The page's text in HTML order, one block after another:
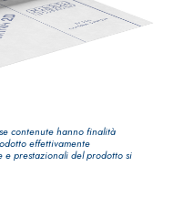
contenute hanno finalità
effettivamente
e prestazionali del prodotto si